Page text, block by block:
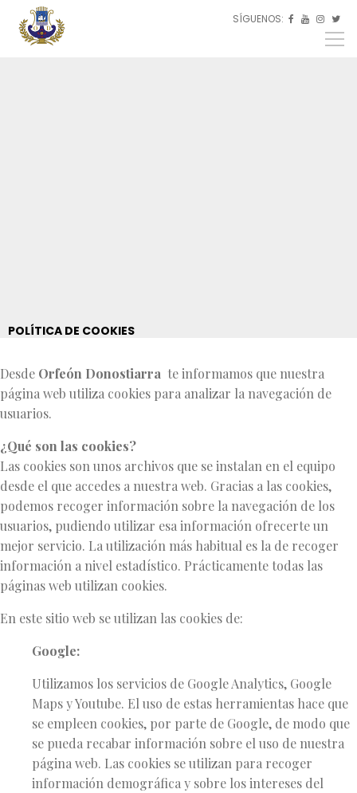
Pasar al contenido principal
SÍGUENOS:   
EU
EN
POLÍTICA DE COOKIES
aquí
INICIO
POLÍTICA
DE
Desde Orfeón Donostiarra te informamos que nuestra
página web utiliza cookies para analizar la navegación de
usuarios.
¿Qué son las cookies?
Las cookies son unos archivos que se instalan en el equipo
desde el que accedes a nuestra web. Gracias a las cookies,
podemos recoger información sobre la navegación de los
usuarios, pudiendo utilizar esa información ofrecerte un
mejor servicio. La utilización más habitual es la de recoger
información a nivel estadístico. Prácticamente todas las
páginas web utilizan cookies.
En este sitio web se utilizan las cookies de:
Google:
Utilizamos los servicios de Google Analytics, Google
Maps y Youtube. El uso de estas herramientas hace que
se empleen cookies, por parte de Google, de modo que
se pueda recabar información sobre el uso de nuestra
página web. Las cookies se utilizan para recoger
información demográfica y sobre los intereses del